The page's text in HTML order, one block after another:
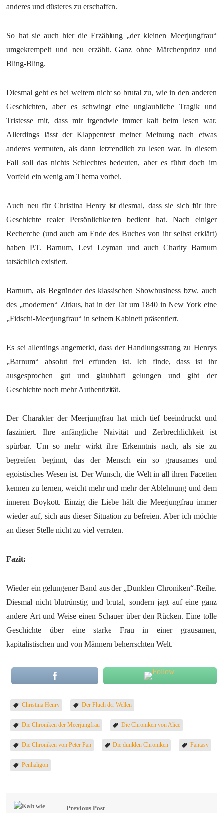
anderes und düsteres zu erschaffen.
So hat sie auch hier die Erzählung „der kleinen Meerjungfrau“
umgekrempelt und neu erzählt. Ganz ohne Märchenprinz und
Bling-Bling.
Diesmal geht es bei weitem nicht so brutal zu, wie in den anderen
Geschichten, aber es schwingt eine unglaubliche Tragik und
Tristesse mit, dass mir irgendwie immer kalt beim lesen war.
Allerdings lässt der Klappentext meiner Meinung nach etwas
anderes vermuten, als dann letztendlich zu lesen war. In diesem
Fall soll das nichts Schlechtes bedeuten, aber es führt doch im
Vorfeld ein wenig am Thema vorbei.
Auch neu für Christina Henry ist diesmal, dass sie sich für ihre
Geschichte realer Persönlichkeiten bedient hat. Nach einiger
Recherche (und auch am Ende des Buches von ihr selbst erklärt)
haben P.T. Barnum, Levi Leyman und auch Charity Barnum
tatsächlich existiert.
Barnum, als Begründer des klassischen Showbusiness bzw. auch
des „modernen“ Zirkus, hat in der Tat um 1840 in New York eine
„Fidschi-Meerjungfrau“ in seinem Kabinett präsentiert.
Es sei allerdings angemerkt, dass der Handlungsstrang zu Henrys
„Barnum“ absolut frei erfunden ist. Ich finde, dass ist ihr
ausgesprochen gut und glaubhaft gelungen und gibt der
Geschichte noch mehr Authentizität.
Der Charakter der Meerjungfrau hat mich tief beeindruckt und
fasziniert. Ihre anfängliche Naivität und Zerbrechlichkeit ist
spürbar. Um so mehr wirkt ihre Erkenntnis nach, als sie zu
begreifen beginnt, das der Mensch ein so grausames und
egoistisches Wesen ist. Der Wunsch, die Welt in all ihren Facetten
kennen zu lernen, weicht mehr und mehr der Ablehnung und dem
inneren Boykott. Einzig die Liebe hält die Meerjungfrau immer
wieder auf, sich aus dieser Situation zu befreien. Aber ich möchte
an dieser Stelle nicht zu viel verraten.
Fazit:
Wieder ein gelungener Band aus der „Dunklen Chroniken“-Reihe.
Diesmal nicht blutrünstig und brutal, sondern jagt auf eine ganz
andere Art und Weise einen Schauer über den Rücken. Eine tolle
Geschichte über eine starke Frau in einer grausamen,
kapitalistischen und von Männern beherrschten Welt.
Christina Henry Der Fluch der Wellen
Die Chroniken der Meerjungfrau Die Chroniken von Alice
Die Chroniken von Peter Pan Die dunklen Chroniken Fantasy
Penhaligon
Previous Post